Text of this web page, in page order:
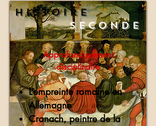
Histoire
Seconde
Approfondissement
disciplinaire
L’empreinte romaine en
Allemagne
Cranach, peintre de la